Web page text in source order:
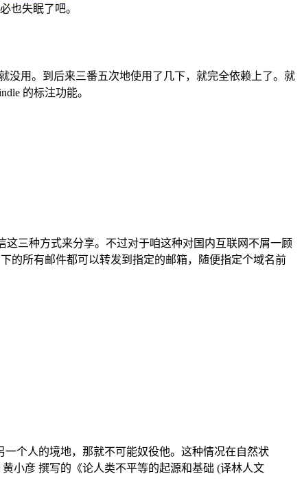
也失眠了吧。
没用。到后来三番五次地使用了几下，就完全依赖上了。就
的标注功能。
这三种方式来分享。不过对于咱这种对国内互联网不屑一顾
的所有邮件都可以转发到指定的邮箱，随便指定个域名前
个人的境地，那就不可能奴役他。这种情况在自然状
黄小彦 撰写的《论人类不平等的起源和基础 (译林人文